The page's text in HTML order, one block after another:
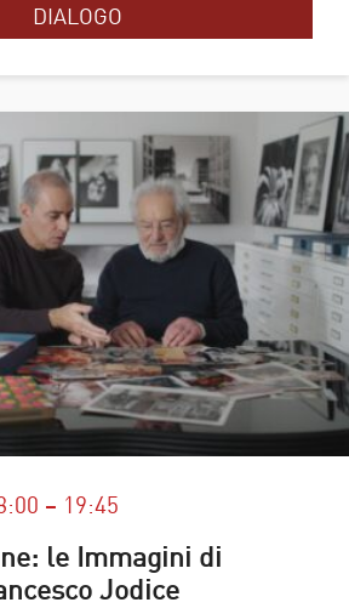
DIALOGO
– 19:45
le Immagini di
Jodice